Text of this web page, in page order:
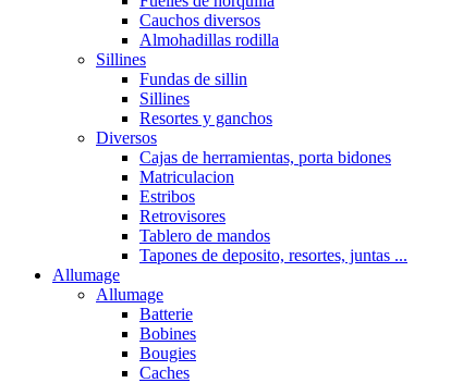
Cauchos diversos
Almohadillas rodilla
Sillines
Fundas de sillin
Sillines
Resortes y ganchos
Diversos
Cajas de herramientas, porta bidones
Matriculacion
Estribos
Retrovisores
Tablero de mandos
Tapones de deposito, resortes, juntas ...
Allumage
Allumage
Batterie
Bobines
Bougies
Caches